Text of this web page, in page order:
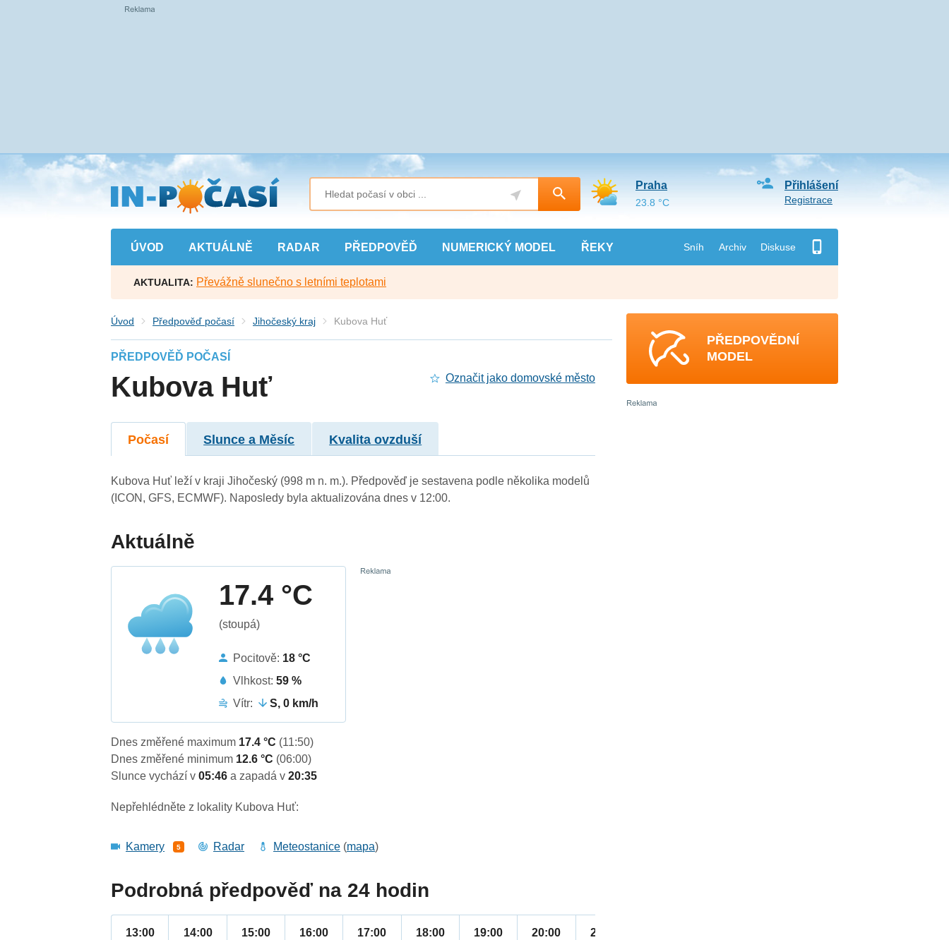
Přejít
na
hlavní
obsah
ÚVOD AKTUÁLNĚ RADAR PŘEDPOVĚĎ NUMERICKÝ MODEL ŘEKY Sníh Archiv Diskuse
Přihlášení
Registrace
Praha
23.8 °C
AKTUALITA: Převážně slunečno s letními teplotami
Úvod Předpověď počasí Jihočeský kraj Kubova Huť
PŘEDPOVĚĎ POČASÍ
Kubova Huť Označit jako domovské město
Počasí Slunce a Měsíc Kvalita ovzduší
Kubova Huť leží v kraji Jihočeský (998 m n. m.). Předpověď je sestavena podle několika modelů
(ICON, GFS, ECMWF). Naposledy byla aktualizována dnes v 12:00.
Aktuálně
17.4 °C
(stoupá)
Pocitově: 18 °C
Vlhkost:59 %
Vítr:
S, 0 km/h
Dnes změřené maximum 17.4 °C (11:50)
Dnes změřené minimum 12.6 °C (06:00)
Slunce vychází v05:46a zapadá v20:35
Nepřehlédněte z lokality Kubova Huť:
Kamery 5 Radar Meteostanice (mapa)
Podrobná předpověď na 24 hodin
13:00 14:00 15:00 16:00 17:00 18:00 19:00 20:00 21:00
PŘEDPOVĚDNÍ
MODEL